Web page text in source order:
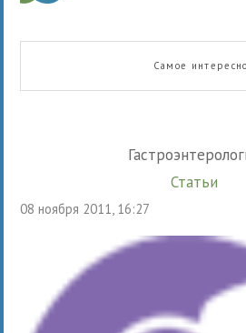
Самое
Статьи
08 ноября 2011, 16:27